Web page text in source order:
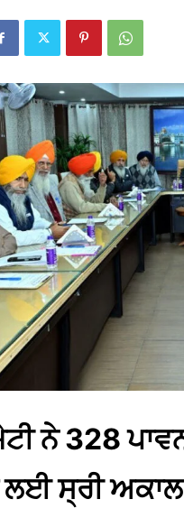
ਨੇ 328 ਪਾਵਨ
ਸ੍ਰੀ ਅਕਾਲ